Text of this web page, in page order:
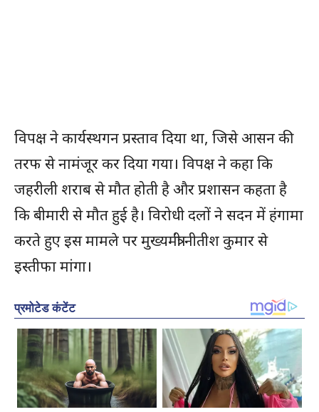
विपक्ष ने कार्यस्थगन प्रस्ताव दिया था, जिसे आसन की
तरफ से नामंजूर कर दिया गया। विपक्ष ने कहा कि
जहरीली शराब से मौत होती है और प्रशासन कहता है
कि बीमारी से मौत हुई है। विरोधी दलों ने सदन में हंगामा
करते हुए इस मामले पर मुख्यमंत्री नीतीश कुमार से
इस्तीफा मांगा।